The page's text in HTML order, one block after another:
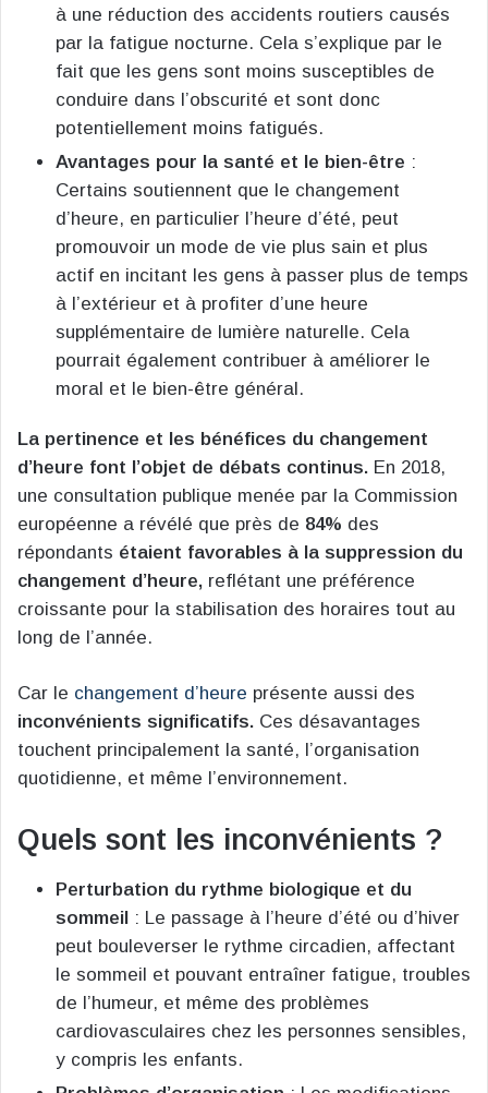
à une réduction des accidents routiers causés
par la fatigue nocturne. Cela s’explique par le
fait que les gens sont moins susceptibles de
conduire dans l’obscurité et sont donc
potentiellement moins fatigués​​.
Avantages pour la santé et le bien-être :
Certains soutiennent que le changement
d’heure, en particulier l’heure d’été, peut
promouvoir un mode de vie plus sain et plus
actif en incitant les gens à passer plus de temps
à l’extérieur et à profiter d’une heure
supplémentaire de lumière naturelle. Cela
pourrait également contribuer à améliorer le
moral et le bien-être général​ ​.
La pertinence et les bénéfices du changement
d’heure font l’objet de débats continus. En 2018,
une consultation publique menée par la Commission
européenne a révélé que près de 84% des
répondants étaient favorables à la suppression du
changement d’heure, reflétant une préférence
croissante pour la stabilisation des horaires tout au
long de l’année​​.
Car le changement d’heure présente aussi des
inconvénients significatifs. Ces désavantages
touchent principalement la santé, l’organisation
quotidienne, et même l’environnement.
Quels sont les inconvénients ?
Perturbation du rythme biologique et du
sommeil : Le passage à l’heure d’été ou d’hiver
peut bouleverser le rythme circadien, affectant
le sommeil et pouvant entraîner fatigue, troubles
de l’humeur, et même des problèmes
cardiovasculaires chez les personnes sensibles,
y compris les enfants​​.